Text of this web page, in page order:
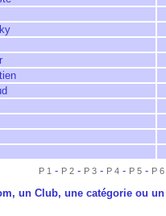
P 1 - P 2 - P 3 - P 4 - P 5 - P 6
un Club, une catégorie ou